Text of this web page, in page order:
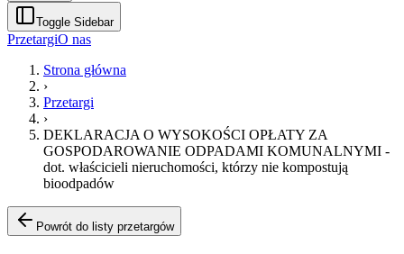
Toggle Sidebar
PrzetargiO nas
Strona główna
›
Przetargi
›
DEKLARACJA O WYSOKOŚCI OPŁATY ZA
GOSPODAROWANIE ODPADAMI KOMUNALNYMI -
dot. właścicieli nieruchomości, którzy nie kompostują
bioodpadów
Powrót do listy przetargów